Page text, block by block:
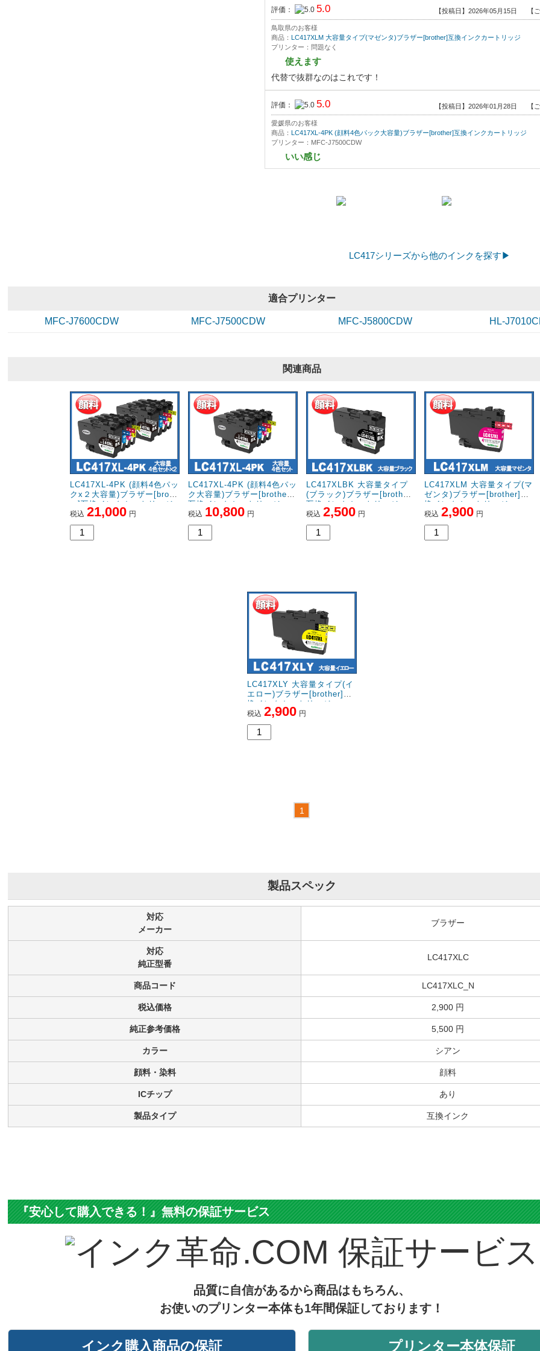
評価： 5.0 【
【投稿日】2026年05月15日
鳥取県のお客様
商品： LC417XLM 大容量タイプ(マゼンタ)ブラザー[brother]互換インクカートリッジ
プリンター：問題なく
使えます
代替で抜群なのはこれです！
評価： 5.0 【
【投稿日】2026年01月28日
愛媛県のお客様
商品： LC417XL-4PK (顔料4色パック大容量)ブラザー[brother]互換インクカートリッジ
プリンター：MFC-J7500CDW
いい感じ
ランニングコスト最高です。
LC417XL-4PK (顔料4色パック大容量)ブラザー[brother]互換インクカートリッジ
純正と同じくらいの品質で満足してます。
【
【投稿日】2025年11月10日
使いやすい
安いし早いし助かります。
またお願いします
LC417シリーズから他のインクを探す▶
適合プリンター
MFC-J7600CDW MFC-J7500CDW MFC-J5800CDW HL-
関連商品
LC417XL-4PK (顔料4色パッ
クx２大容量)ブラザー[broth
er]互換インクカートリッジ
税込 21,000 円
LC417XL-4PK (顔料4色パッ
ク大容量)ブラザー[brother]
互換インクカートリッジ
税込 10,800 円
LC417XLBK 大容量タイプ
(ブラック)ブラザー[brother]
互換インクカートリッジ
税込 2,500 円
LC417XLM 大容量タイプ(マ
ゼンタ)ブラザー[brother]互
換インクカートリッジ
税込 2,900 円
LC417XLY 大容量タイプ(イ
エロー)ブラザー[brother]互
換インクカートリッジ
税込 2,900 円
製品スペック
対応
メーカー
ブラザー
対応
純正型番
LC417XLC
商品コード LC417XLC_N
税込価格 2,900 円
純正参考価格 5,500 円
カラー シアン
顔料・染料 顔料
ICチップ あり
製品タイプ 互換インク
『安心して購入できる！』無料の保証サービス
保証サービス
品質に自信があるから商品はもちろん、
お使いのプリンター本体も1年間保証しております！
インク購入商品の保証 プリンター本体保証